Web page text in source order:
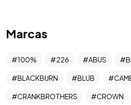
Marcas
100% 226 ABUS
BLACKBURN BLUB
CRANKBROTHERS CROWN